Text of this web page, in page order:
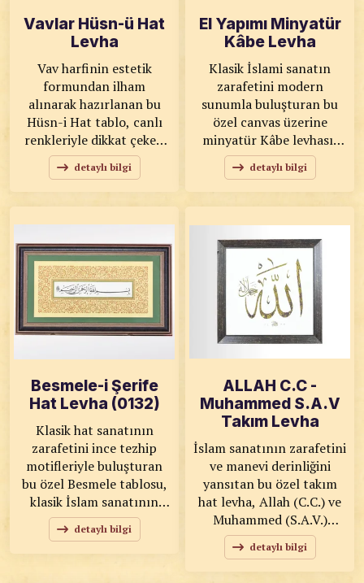
Vavlar Hüsn-ü Hat
Levha
Vav harfinin estetik
formundan ilham
alınarak hazırlanan bu
Hüsn-i Hat tablo, canlı
renkleriyle dikkat çeker.
Klasik hat sanatını çağdaş
bir yorumla sunan bu
bir görünüm sağlar. KOD:
0116 SANATKÂR: Ahmet
Zeki YAVAŞ ÖLÇÜLER:
43x56,5 ESER
ÖZELLİKLERİ: Tıpkı
Basım
detaylı bilgi
El Yapımı Minyatür
Kâbe Levha
Klasik İslami sanatın
zarafetini modern
sunumla buluşturan bu
özel canvas üzerine
minyatür Kâbe levhası,
estetik ve manevi değeri
bir arada sunar. Ebru
işlenen hat sanatı
detayları ve merkezde yer
alan Kâbe tasviri, esere
derinlik ve anlam
kazandırır. KOD: 0120
SANATKÂR: Nuray
KIRKGÖZ ÖLÇÜLER:
93x72 ESER
ÖZELLİKLERİ: Orijinal
detaylı bilgi
Besmele-i Şerife
Hat Levha (0132)
Klasik hat sanatının
zarafetini ince tezhip
motifleriyle buluşturan
bu özel Besmele tablosu,
klasik İslam sanatının
estetik ruhunu yaşam
alanlarınıza taşıyor.
detaylı bilgi
ALLAH C.C -
Muhammed S.A.V
Takım Levha
İslam sanatının zarafetini
ve manevi derinliğini
yansıtan bu özel takım
hat levha, Allah (C.C.) ve
Muhammed (S.A.V.)
isimlerini estetik bir
kompozisyonla
buluşturmaktadır.
detaylı bilgi